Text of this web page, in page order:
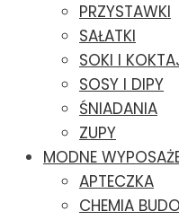
PRZYSTAWKI
SAŁATKI
SOKI I
SOSY I DIPY
ŚNIADANIA
ZUPY
MODNE
APTECZKA
CHEMIA